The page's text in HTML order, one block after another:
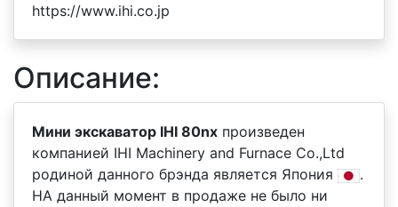
https://www.ihi.co.jp
Описание:
Мини экскаватор IHI 80nx произведен
компанией IHI Machinery and Furnace Co.,Ltd
родиной данного брэнда является Япония
.
НА данный момент в продаже не было ни